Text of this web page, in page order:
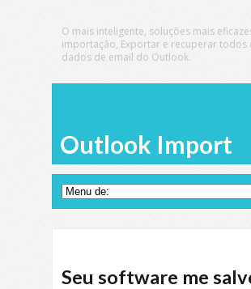
O mais inteligente, soluções mais
importação, Exportar e recuperar todos
dados de email do Outlook.
Outlook Import
Seu software me